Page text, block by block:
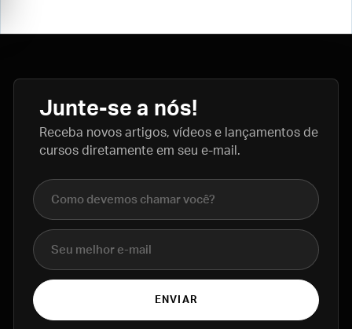
Junte-se a nós!
Receba novos artigos, vídeos e lançamentos de
cursos diretamente em seu e-mail.
Nome completo
E-mail
ENVIAR